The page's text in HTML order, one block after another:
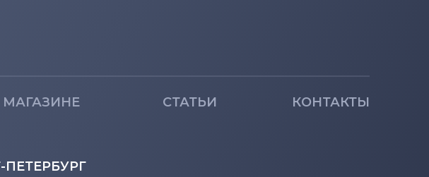
МАГАЗИНЕ СТАТЬИ КОНТАКТЫ
ПЕТЕРБУРГ